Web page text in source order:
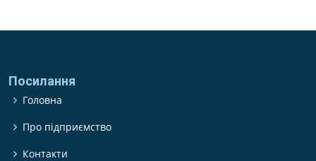
Посилання
Головна
Про підприємство
Контакти